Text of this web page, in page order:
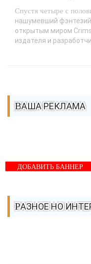
Спустя четыре с
нашумевший
открытым миром
издателя и
ВАША РЕКЛАМА
ДОБАВИТЬ БАННЕР
РАЗНОЕ НО